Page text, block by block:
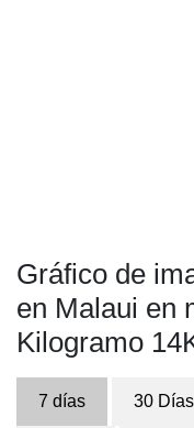
Gráfico de
en Malaui en
Kilogramo
7 días 30 Días